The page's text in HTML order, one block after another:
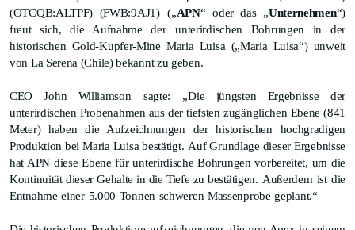
(OTCQB:ALTPF) (FWB:9AJ1) („APN“ oder das „Unternehmen“)
freut sich, die Aufnahme der
unterirdischen Bohrungen in der
historischen Gold-Kupfer-Mine Maria Luisa („Maria Luisa“) unweit
von La Serena (Chile) bekannt zu geben.
CEO John Williamson sagte: „Die jüngsten Ergebnisse der
unterirdischen Probenahmen aus der tiefsten zugänglichen Ebene (841
Meter) haben die Aufzeichnungen der historischen hochgradigen
Produktion bei Maria Luisa bestätigt. Auf Grundlage dieser Ergebnisse
hat APN diese Ebene für unterirdische Bohrungen vorbereitet, um die
Kontinuität dieser Gehalte in die Tiefe zu bestätigen. Außerdem ist die
Entnahme einer 5.000 Tonnen schweren Massenprobe geplant.“